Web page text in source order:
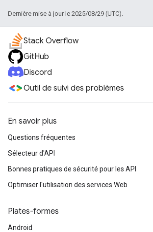
Dernière mise à jour le 2025/08/29 (UTC).
Stack Overflow
GitHub
Discord
Outil de suivi des problèmes
En savoir plus
Questions fréquentes
Sélecteur d'API
Bonnes pratiques de sécurité pour les API
Optimiser l'utilisation des services Web
Plates-formes
Android